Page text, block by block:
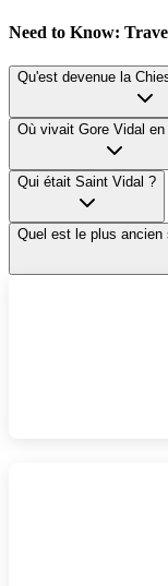
Need to Know:
Qu'est devenue la
Où vivait Gore Vidal
Qui était Saint Vidal ?
Quel est le plus